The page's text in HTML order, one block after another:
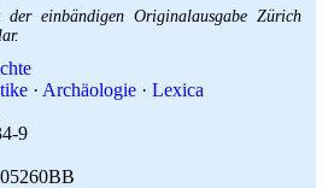
der einbändigen Originalausgabe Zürich
· Archäologie · Lexica
9